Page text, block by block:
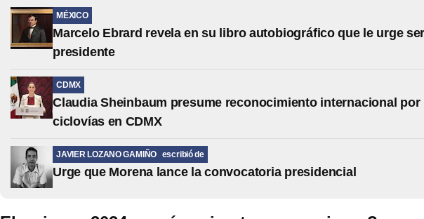
MÉXICO
Marcelo Ebrard revela en su libro autobiográfico que le urge
presidente
CDMX
Claudia Sheinbaum presume reconocimiento internacional por
ciclovías en CDMX
JAVIER LOZANO GAMIÑO escribió de
Urge que Morena lance la convocatoria presidencial